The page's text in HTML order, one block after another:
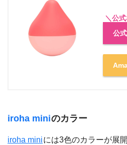
公
iroha miniのカラー
iroha miniには3色のカラーが展